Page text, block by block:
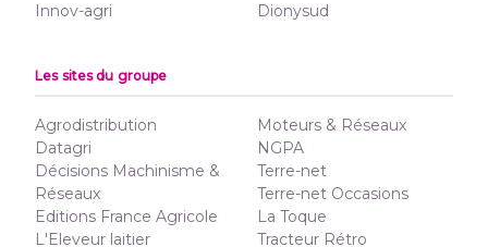
Innov-agri Dionysud
Les sites du groupe
Agrodistribution
Datagri
Décisions Machinisme &
Réseaux
Editions France Agricole
L'Eleveur laitier
Moteurs & Réseaux
NGPA
Terre-net
Terre-net Occasions
La Toque
Tracteur Rétro